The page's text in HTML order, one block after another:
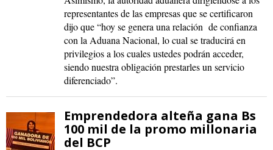
representantes de las empresas que se certificaron
dijo que “hoy se genera una relación de confianza
con la Aduana Nacional, lo cual se traducirá en
privilegios a los cuales ustedes podrán acceder,
siendo nuestra obligación prestarles un servicio
diferenciado”.
Emprendedora alteña gana Bs
100 mil de la promo millonaria
del BCP